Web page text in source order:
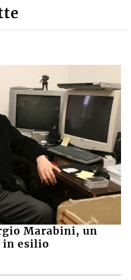
Marabini, un
in esilio